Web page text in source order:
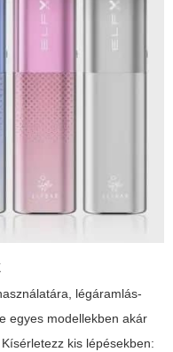
légáramlás-
egyes modellekben akár
kis lépésekben: